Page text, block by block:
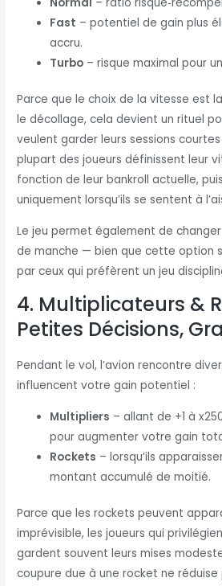
Fast – potentiel de gain plus
accru.
Turbo – risque maximal pour
Parce que le choix de la vitesse est
le décollage, cela devient un rituel
veulent garder leurs sessions
plupart des joueurs définissent leur
fonction de leur bankroll actuelle,
uniquement lorsqu’ils se sentent à
Le jeu permet également de
de manche — bien que cette option
par ceux qui préfèrent un jeu
4. Multiplicateurs &
Petites Décisions,
Pendant le vol, l’avion rencontre
influencent votre gain potentiel :
Multipliers – allant de +1 à
pour augmenter votre gain
Rockets – lorsqu’ils
montant accumulé de moitié.
Parce que les rockets peuvent
imprévisible, les joueurs qui
gardent souvent leurs mises
coupure due à une rocket ne réduise